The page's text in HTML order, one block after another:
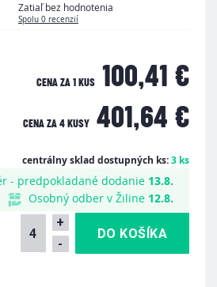
Zatiaľ bez hodnotenia
Spolu 0 recenzií
CENA ZA 1 KUS 100,41 €
CENA ZA 4 KUSY 401,64 €
centrálny sklad dostupných ks:3 ks
- predpokladané dodanie 13.8.
Osobný odber v Žiline 12.8.
+
-